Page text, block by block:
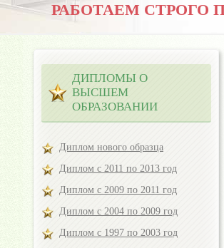
РАБОТАЕМ СТРОГО
ДИПЛОМЫ О
ВЫСШЕМ
ОБРАЗОВАНИИ
Диплом нового образца
Диплом с 2011 по 2013 год
Диплом с 2009 по 2011 год
Диплом с 2004 по 2009 год
Диплом с 1997 по 2003 год